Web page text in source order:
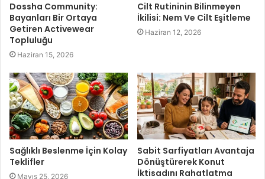
Dossha Community:
Bayanları Bir Ortaya
Getiren Activewear
Topluluğu
Haziran 15, 2026
Cilt Rutininin Bilinmeyen
İkilisi: Nem Ve Cilt Eşitleme
Haziran 12, 2026
Sağlıklı Beslenme İçin Kolay
Teklifler
Mayıs 25, 2026
Sabit Sarfiyatları Avantaja
Dönüştürerek Konut
İktisadını Rahatlatma